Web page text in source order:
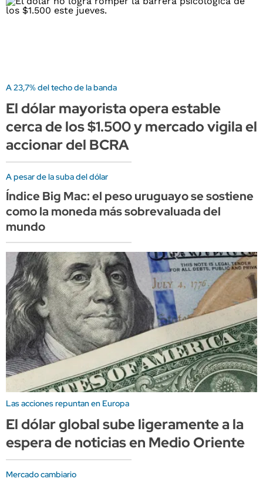
A 23,7% del techo de la banda
El dólar mayorista opera estable
cerca de los $1.500 y mercado vigila el
accionar del BCRA
A pesar de la suba del dólar
Índice Big Mac: el peso uruguayo se sostiene
como la moneda más sobrevaluada del
mundo
Las acciones repuntan en Europa
El dólar global sube ligeramente a la
espera de noticias en Medio Oriente
Mercado cambiario